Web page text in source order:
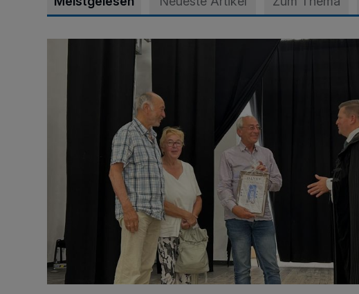
„Der Bedarf ist weiterhin hoch“